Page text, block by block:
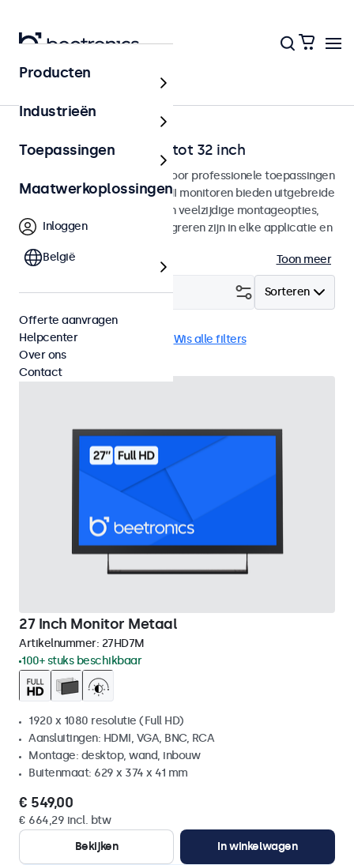
Home
HDMI monitoren van 7 tot 32 inch
HDMI monitoren ontworpen voor professionele toepassingen
en continu gebruik. Deze HDMI monitoren bieden uitgebreide
configuratiemogelijkheden en veelzijdige montageopties,
waarmee ze naadloos te integreren zijn in elke applicatie en
Toon meer
Sorteren
Filter (1)
HDMI 27 inch monitoren Wis alle filters
27 Inch Monitor Metaal
Artikelnummer: 27HD7M
100+ stuks beschikbaar
1920 x 1080 resolutie (Full HD)
Aansluitingen: HDMI, VGA, BNC, RCA
Montage: desktop, wand, inbouw
Buitenmaat: 629 x 374 x 41 mm
€ 549,00
€ 664,29 incl. btw
Bekijken
In winkelwagen
Producten
Industrieën
Toepassingen
Maatwerkoplossingen
Inloggen
België
Offerte aanvragen
Helpcenter
Over ons
Contact